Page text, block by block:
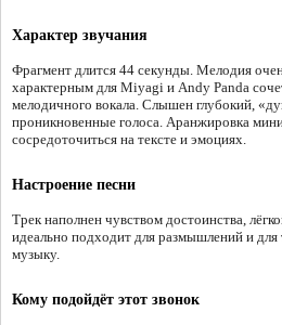
Характер звучания
Фрагмент длится 44 секунды. Мелодия
характерным для Miyagi и Andy Panda
мелодичного вокала. Слышен глубокий,
проникновенные голоса. Аранжировка
сосредоточиться на тексте и эмоциях.
Настроение песни
Трек наполнен чувством достоинства,
идеально подходит для размышлений и
музыку.
Кому подойдёт этот звонок